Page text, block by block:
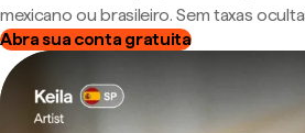
mexicano ou brasileiro. Sem taxas
Abra sua conta gratuita